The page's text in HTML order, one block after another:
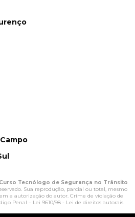
Tecnólogo de Segurança no Trânsito
Sua reprodução, parcial ou total, mesmo
a autorização do autor. Crime de violação de
Penal – Lei 9610/98 - Lei de direitos autorais.